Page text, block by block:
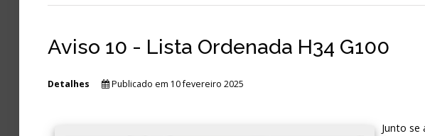
Aviso 10 - Lista Ordenada H34 G100
Detalhes Publicado em 10 fevereiro 2025
Junto